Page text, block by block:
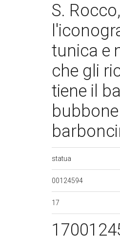
S.
tunica e
che gli
tiene il
statua
00124594
17